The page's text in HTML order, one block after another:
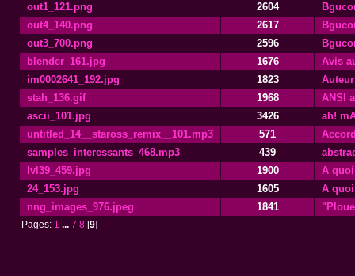
out1_121.png
2604
out4_140.png
2617
out3_700.png
2596
blender_161.jpg
1676
Avis
im0002641_192.jpg
1823
stah_136.gif
1968
ANSI
ascii_101.jpg
3426
ah!
untitled_14__staross_remix__101.mp3
571
samples_interessants_468.mp3
439
lvl39_459.jpg
1900
A
24_153.jpg
1605
A
nng_images_976.jpeg
1841
Pages: 1 ... 7 8 [9